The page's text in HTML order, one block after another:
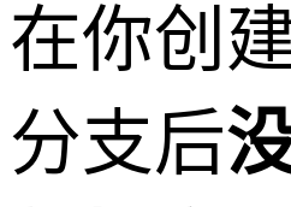
在你创
分支后